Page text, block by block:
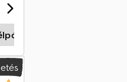
Teherautó